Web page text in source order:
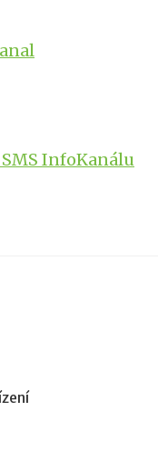
InfoKanálu